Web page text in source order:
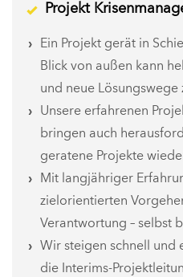
Projekt
Ein Projekt gerät in
Blick von außen kann
und neue Lösungswege
Unsere erfahrenen
bringen auch
geratene Projekte
Mit langjähriger
zielorientierten
Verantwortung – selbst
Wir steigen schnell und
die Interims-